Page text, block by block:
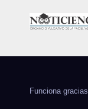
Funciona